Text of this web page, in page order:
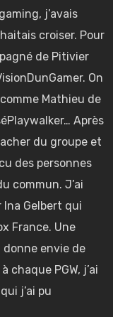
j’avais
croiser. Pour
de Pitivier
On
Mathieu de
Après
du groupe et
des personnes
commun. J’ai
Gelbert qui
France. Une
envie de
chaque PGW, j’ai
j’ai pu